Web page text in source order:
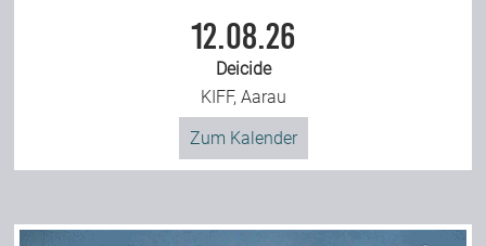
12.08.26
Deicide
KIFF, Aarau
Zum Kalender